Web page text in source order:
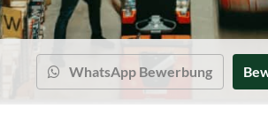
WhatsApp Bewerbung